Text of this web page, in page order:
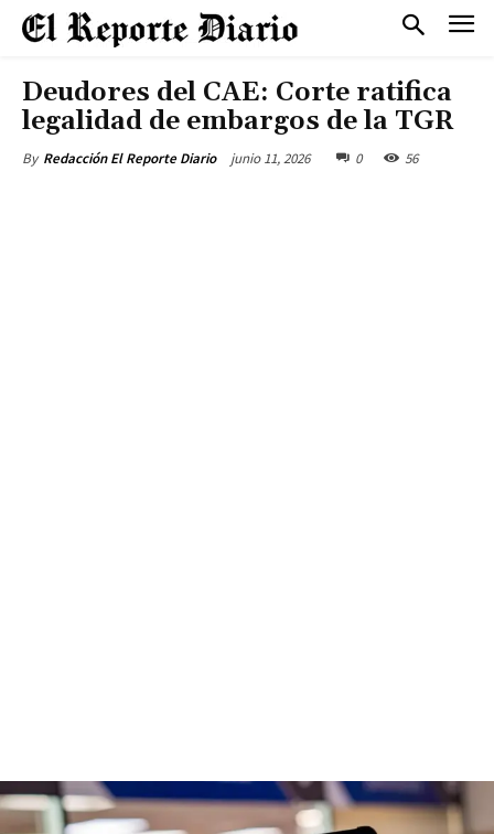
Deudores del CAE: Corte ratifica
legalidad de embargos de la TGR
By Redacción El Reporte Diario junio 11, 2026 0 56